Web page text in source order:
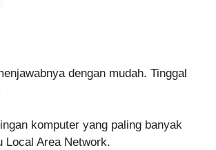
dengan mudah. Tinggal
komputer yang paling banyak
Local Area Network.